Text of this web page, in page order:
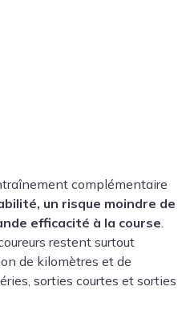
complémentaire
un risque moindre de
efficacité à la course.
restent surtout
de kilomètres et de
sorties courtes et sorties